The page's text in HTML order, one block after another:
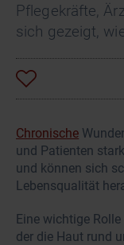
Pflegekräfte,
sich gezeigt,
Chronische
und Patienten
und können sich
Lebensqualität
Eine wichtige
der die Haut rund